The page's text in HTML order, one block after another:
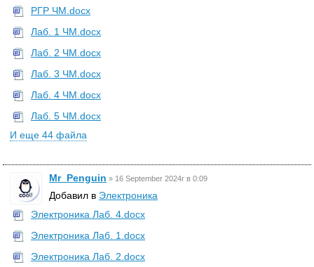
РГР ЧМ.docx
Лаб. 1 ЧМ.docx
Лаб. 2 ЧМ.docx
Лаб. 3 ЧМ.docx
Лаб. 4 ЧМ.docx
Лаб. 5 ЧМ.docx
И еще 44 файла
Mr_Penguin » 16 September 2024г в 0:09
Добавил в Электроника
Электроника Лаб. 4.docx
Электроника Лаб. 1.docx
Электроника Лаб. 2.docx